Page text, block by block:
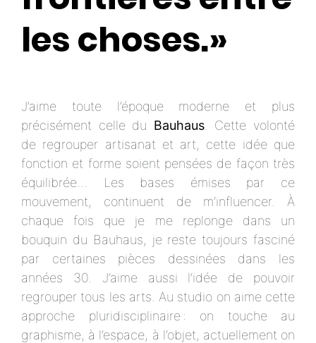
les choses.»
J’aime toute l’époque moderne et plus
précisément celle du Bauhaus. Cette volonté
de regrouper artisanat et art, cette idée que
fonction et forme soient pensées de façon très
équilibrée… Les bases émises par ce
mouvement, continuent de m’influencer. À
chaque fois que je me replonge dans un
bouquin du Bauhaus, je reste toujours fasciné
par certaines pièces dessinées dans les
années 30. J’aime aussi l’idée de pouvoir
regrouper tous les arts. Au studio on aime cette
approche pluridisciplinaire : on touche au
graphisme, à l’espace, à l’objet, actuellement on